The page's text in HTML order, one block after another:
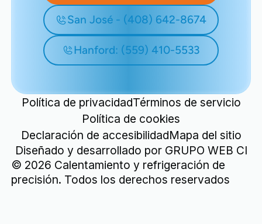
San José - (408) 642-8674
Hanford: (559) 410-5533
Diseñado y desarrollado por GRUPO WEB CI
© 2026 Calentamiento y refrigeración de
precisión. Todos los derechos reservados
Política de privacidadTérminos de servicio
Política de cookies
Declaración de accesibilidadMapa del sitio